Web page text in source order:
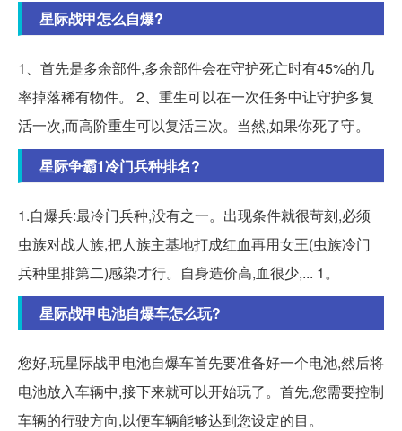
星际战甲怎么自爆?
1、首先是多余部件,多余部件会在守护死亡时有45%的几
率掉落稀有物件。 2、重生可以在一次任务中让守护多复
活一次,而高阶重生可以复活三次。当然,如果你死了守。
星际争霸1冷门兵种排名?
1.自爆兵:最冷门兵种,没有之一。出现条件就很苛刻,必须
虫族对战人族,把人族主基地打成红血再用女王(虫族冷门
兵种里排第二)感染才行。自身造价高,血很少,... 1。
星际战甲电池自爆车怎么玩?
您好,玩星际战甲电池自爆车首先要准备好一个电池,然后将
电池放入车辆中,接下来就可以开始玩了。首先,您需要控制
车辆的行驶方向,以便车辆能够达到您设定的目。